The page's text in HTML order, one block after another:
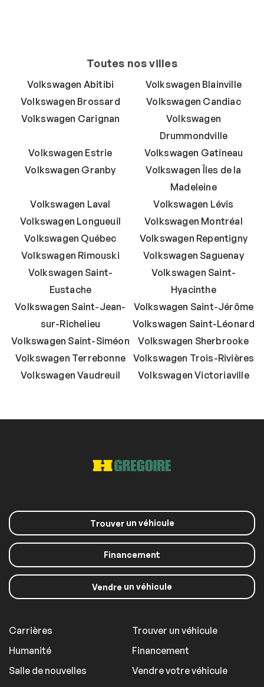
Toutes nos villes
Volkswagen Abitibi
Volkswagen Blainville
Volkswagen Brossard
Volkswagen Candiac
Volkswagen Carignan
Volkswagen
Drummondville
Volkswagen Estrie
Volkswagen Gatineau
Volkswagen Granby
Volkswagen Îles de la
Madeleine
Volkswagen Laval
Volkswagen Lévis
Volkswagen Longueuil
Volkswagen Montréal
Volkswagen Québec
Volkswagen Repentigny
Volkswagen Rimouski
Volkswagen Saguenay
Volkswagen Saint-
Eustache
Volkswagen Saint-
Hyacinthe
Volkswagen Saint-Jean-
sur-Richelieu
Volkswagen Saint-Jérôme
Volkswagen Saint-Léonard
Volkswagen Saint-Siméon
Volkswagen Sherbrooke
Volkswagen Terrebonne
Volkswagen Trois-Rivières
Volkswagen Vaudreuil
Volkswagen Victoriaville
Trouverun véhicule
Financement
Vendre un véhicule
Carrières
Humanité
Salle de nouvelles
Trouver un véhicule
Financement
Vendre votre véhicule